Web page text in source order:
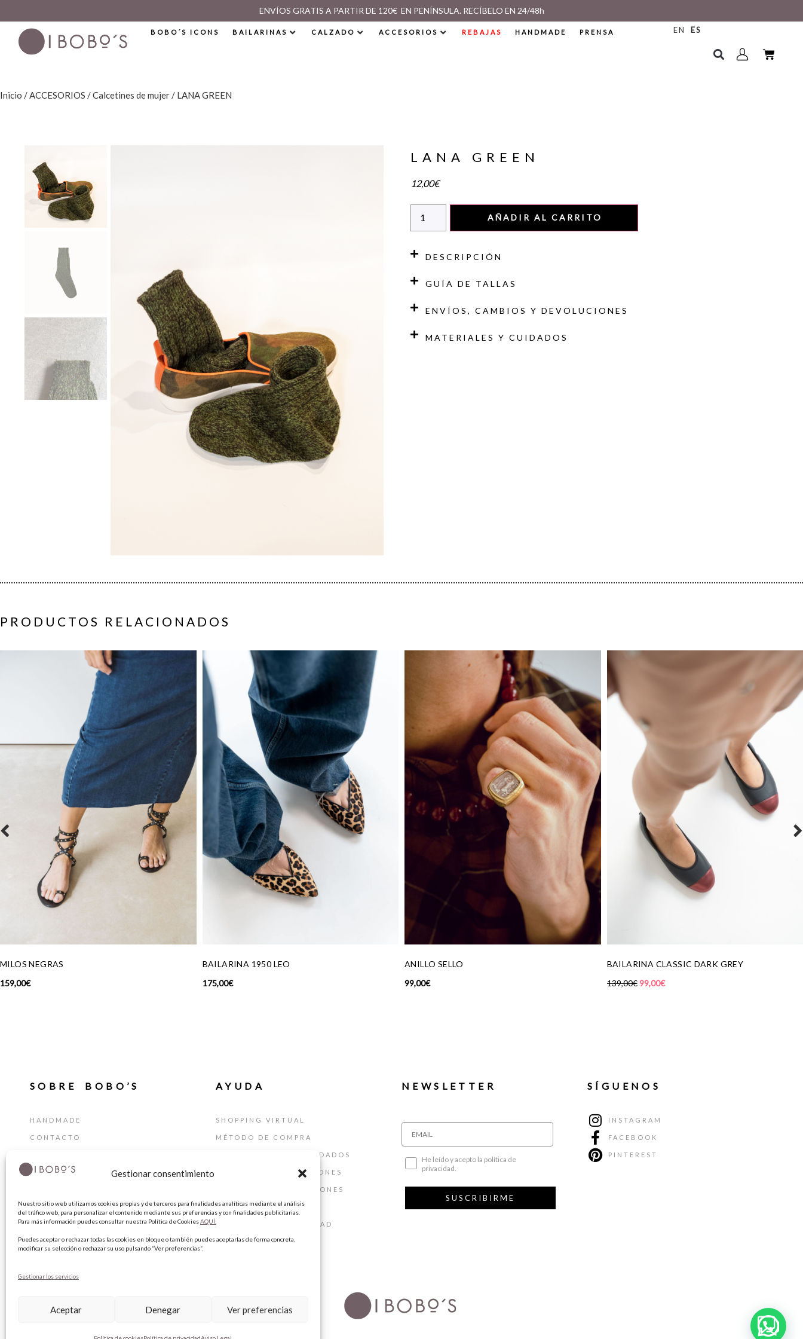
Gestionar consentimiento
Nuestro sitio web utilizamos cookies propias y de terceros para finalidades analíticas mediante el análisis
del tráfico web, para personalizar el contenido mediante sus preferencias y con finalidades publicitarias.
Para más información puedes consultar nuestra Política de CookiesAQUÍ.
Puedes aceptar o rechazar todas las cookies en bloque o también puedes aceptarlas de forma concreta,
modificar su selección o rechazar su uso pulsando “Ver preferencias”.
Gestionar los servicios
Aceptar Denegar Ver preferencias
ENVÍOS GRATIS A PARTIR DE 120€ EN PENÍNSULA. RECÍBELO EN 24/48h
BOBO´S ICONS BAILARINAS CALZADO ACCESORIOS REBAJAS HANDMADE PRENSA EN ES
Inicio /ACCESORIOS /Calcetines de mujer/ LANA GREEN
LANA GREEN
12,00€
AÑADIR AL CARRITO
DESCRIPCIÓN
GUÍA DE TALLAS
ENVÍOS, CAMBIOS Y DEVOLUCIONES
MATERIALES Y CUIDADOS
PRODUCTOS RELACIONADOS
BAILARINA 1950 LEO
175,00€
ANILLO SELLO
99,00€
BAILARINA CLASSIC DARK GREY
139,00
COLLAR AGUILA INDIA AZUL
42,00€
SOBRE BOBO’S
HANDMADE
CONTACTO
TARJETA REGALO
AYUDA
SHOPPING VIRTUAL
MÉTODO DE COMPRA
GUÍA DE TALLAS Y CUIDADOS
CAMBIOS Y DEVOLUCIONES
TÉRMINIOS Y CONDICIONES
AVISO LEGAL
POLÍTICA DE PRIVACIDAD
POLÍTICA DE COOKIES
NEWSLETTER
He leído y acepto la política de
privacidad.
SUSCRIBIRME
SÍGUENOS
INSTAGRAM
FACEBOOK
PINTEREST